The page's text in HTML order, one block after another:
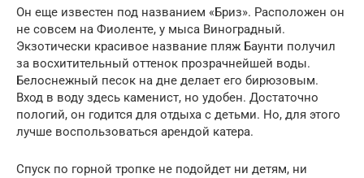
Он еще известен под названием «Бриз». Расположен он
не совсем на Фиоленте, у мыса Виноградный.
Экзотически красивое название пляж Баунти получил
за восхитительный оттенок прозрачнейшей воды.
Белоснежный песок на дне делает его бирюзовым.
Вход в воду здесь каменист, но удобен. Достаточно
пологий, он годится для отдыха с детьми. Но, для этого
лучше воспользоваться арендой катера.
Спуск по горной тропке не подойдет ни детям, ни